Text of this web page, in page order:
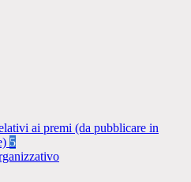
ai premi (da pubblicare in
5